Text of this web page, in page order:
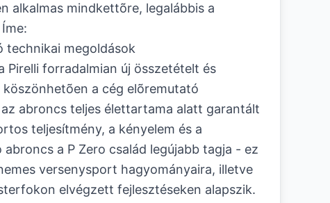
alkalmas mindkettõre, legalábbis a
technikai megoldások
Pirelli forradalmian új összetételt és
a cég elõremutató
abroncs teljes élettartama alatt garantált
teljesítmény, a kényelem és a
abroncs a P Zero család legújabb tagja - ez
versenysport hagyományaira, illetve
elvégzett fejlesztéseken alapszik.